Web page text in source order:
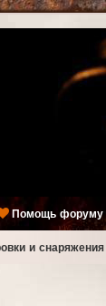
Помощь форуму
и снаряжения